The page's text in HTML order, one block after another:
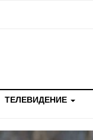
ТЕЛЕВИДЕНИЕ